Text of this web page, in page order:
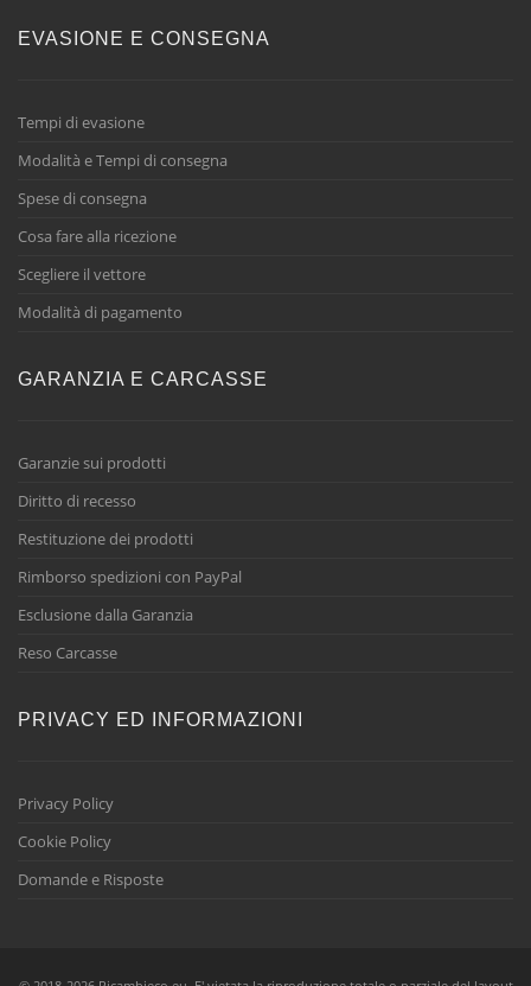
EVASIONE E CONSEGNA
Tempi di evasione
Modalità e Tempi di consegna
Spese di consegna
Cosa fare alla ricezione
Scegliere il vettore
Modalità di pagamento
GARANZIA E CARCASSE
Garanzie sui prodotti
Diritto di recesso
Restituzione dei prodotti
Rimborso spedizioni con PayPal
Esclusione dalla Garanzia
Reso Carcasse
PRIVACY ED INFORMAZIONI
Privacy Policy
Cookie Policy
Domande e Risposte